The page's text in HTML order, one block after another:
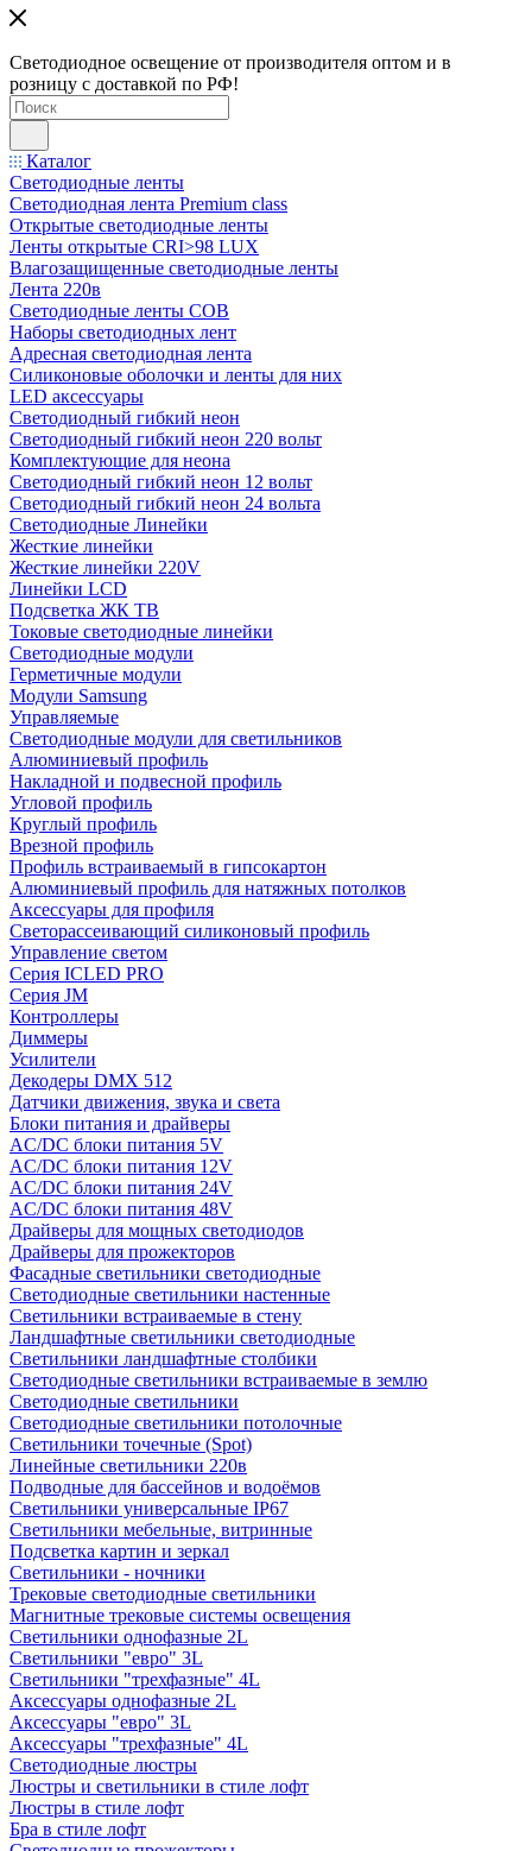
Светодиодное освещение от производителя оптом и в
розницу с доставкой по РФ!
Каталог
Светодиодные ленты
Светодиодная лента Premium class
Открытые светодиодные ленты
Ленты открытые CRI>98 LUX
Влагозащищенные светодиодные ленты
Лента 220в
Светодиодные ленты COB
Наборы светодиодных лент
Адресная светодиодная лента
Силиконовые оболочки и ленты для них
LED аксессуары
Светодиодный гибкий неон
Светодиодный гибкий неон 220 вольт
Комплектующие для неона
Светодиодный гибкий неон 12 вольт
Светодиодный гибкий неон 24 вольта
Светодиодные Линейки
Жесткие линейки
Жесткие линейки 220V
Линейки LCD
Подсветка ЖК ТВ
Токовые светодиодные линейки
Светодиодные модули
Герметичные модули
Модули Samsung
Управляемые
Светодиодные модули для светильников
Алюминиевый профиль
Накладной и подвесной профиль
Угловой профиль
Круглый профиль
Врезной профиль
Профиль встраиваемый в гипсокартон
Алюминиевый профиль для натяжных потолков
Аксессуары для профиля
Светорассеивающий силиконовый профиль
Управление светом
Серия ICLED PRO
Серия JM
Контроллеры
Диммеры
Усилители
Декодеры DMX 512
Датчики движения, звука и света
Блоки питания и драйверы
AC/DC блоки питания 5V
AC/DC блоки питания 12V
AC/DC блоки питания 24V
AC/DC блоки питания 48V
Драйверы для мощных светодиодов
Драйверы для прожекторов
Фасадные светильники светодиодные
Светодиодные светильники настенные
Светильники встраиваемые в стену
Ландшафтные светильники светодиодные
Светильники ландшафтные столбики
Светодиодные светильники встраиваемые в землю
Светодиодные светильники
Светодиодные светильники потолочные
Светильники точечные (Spot)
Линейные светильники 220в
Подводные для бассейнов и водоёмов
Светильники универсальные IP67
Светильники мебельные, витринные
Подсветка картин и зеркал
Светильники - ночники
Трековые светодиодные светильники
Магнитные трековые системы освещения
Светильники однофазные 2L
Светильники "евро" 3L
Светильники "трехфазные" 4L
Аксессуары однофазные 2L
Аксессуары "евро" 3L
Аксессуары "трехфазные" 4L
Светодиодные люстры
Люстры и светильники в стиле лофт
Люстры в стиле лофт
Бра в стиле лофт